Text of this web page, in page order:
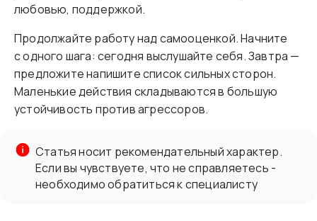
любовью, поддержкой.
Продолжайте работу над самооценкой. Начните
с одного шага: сегодня выслушайте себя. Завтра —
предложите напишите список сильных сторон.
Маленькие действия складываются в большую
устойчивость против агрессоров.
Статья носит рекомендательный характер.
Если вы чувствуете, что не справляетесь -
необходимо обратиться к специалисту